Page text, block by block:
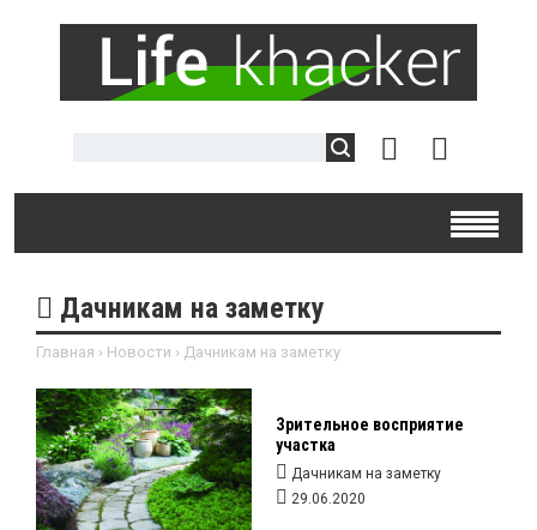
Дачникам на заметку
Главная › Новости › Дачникам на заметку
Зрительное восприятие
участка
Дачникам на заметку
29.06.2020